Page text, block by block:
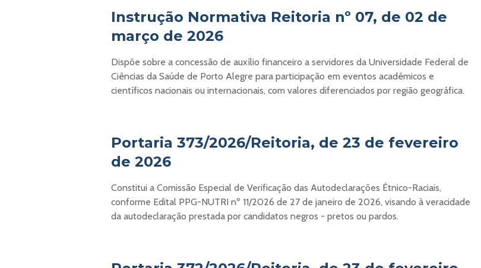
Instrução Normativa Reitoria nº 07, de 02 de
março de 2026
Dispõe sobre a concessão de auxílio financeiro a servidores da Universidade Federal de
Ciências da Saúde de Porto Alegre para participação em eventos acadêmicos e
científicos nacionais ou internacionais, com valores diferenciados por região geográfica.
Portaria 373/2026/Reitoria, de 23 de fevereiro
de 2026
Constitui a Comissão Especial de Verificação das Autodeclarações Étnico-Raciais,
conforme Edital PPG-NUTRI nº 11/2026 de 27 de janeiro de 2026, visando à veracidade
da autodeclaração prestada por candidatos negros - pretos ou pardos.